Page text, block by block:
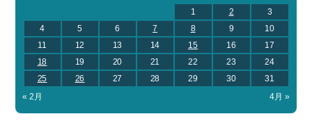
1
2
3
4
5 6 7 8 9
10
11
12 13 14 15 16
17
18
19 20 21 22 23
24
25
26 27 28 29 30
31
« 2月
4月 »